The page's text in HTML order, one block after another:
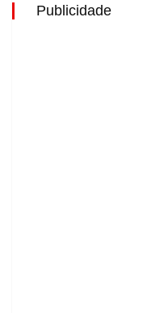
Publicidade